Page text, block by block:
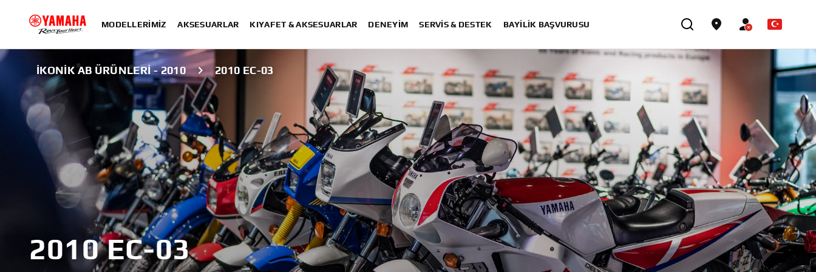
MODELLERIMIZ AKSESUARLAR KIYAFET & AKSESUARLAR DENEYIM SERVIS & DESTEK BAYİLİK BAŞVURUSU
İKONIK AB ÜRÜNLERI - 2010 2010 EC-03
2010 EC-03